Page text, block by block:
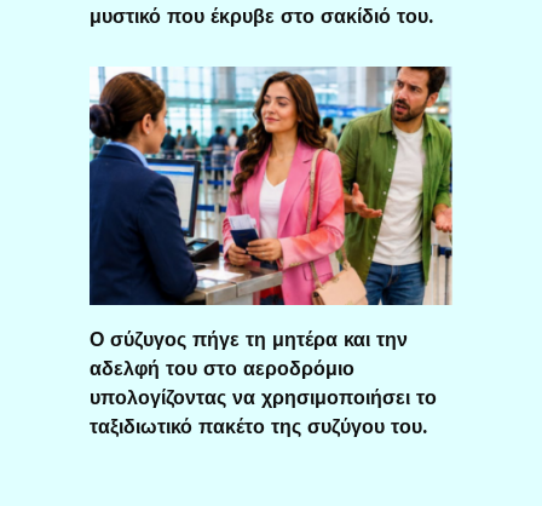
μυστικό που έκρυβε στο σακίδιό του.
Ο σύζυγος πήγε τη μητέρα και την
αδελφή του στο αεροδρόμιο
υπολογίζοντας να χρησιμοποιήσει το
ταξιδιωτικό πακέτο της συζύγου του.